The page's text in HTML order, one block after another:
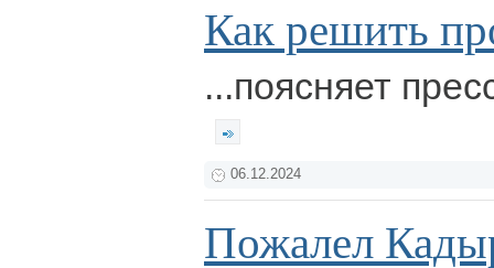
Как решить
...поясняет
06.12.2024
Пожалел